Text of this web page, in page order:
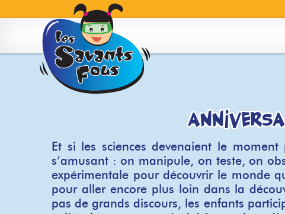
Et si les sciences devenaient le
s’amusant : on manipule, on teste, on
expérimentale pour découvrir le monde
pour aller encore plus loin dans la
pas de grands discours, les enfants